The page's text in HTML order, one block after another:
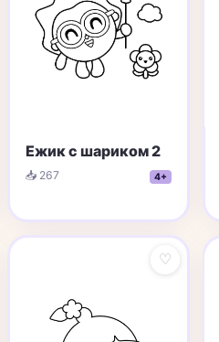
Ежик с шариком 2
📥 267 4+
♡